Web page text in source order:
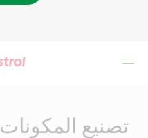
تصنيع المكونات